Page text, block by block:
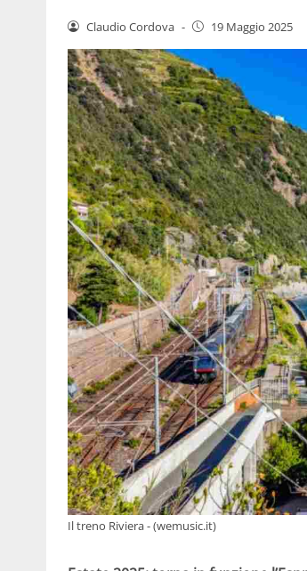
Claudio Cordova - 19 Maggio 2025
Il treno Riviera - (wemusic.it)